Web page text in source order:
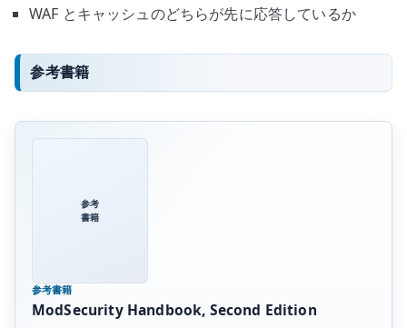
WAF とキャッシュのどちらが先に応答しているか
参考書籍
参考
書籍
参考書籍
ModSecurity Handbook, Second Edition